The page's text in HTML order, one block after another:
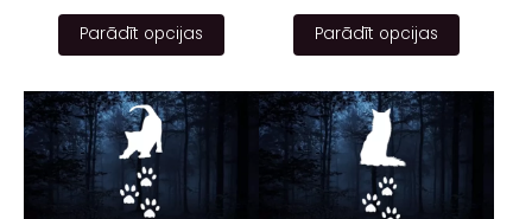
Parādīt opcijas Parādīt opcijas